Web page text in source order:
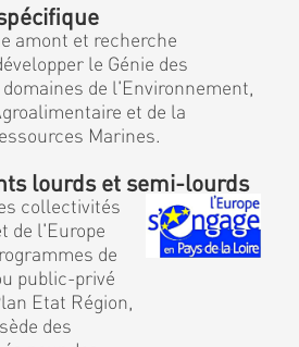
amont et recherche
le Génie des
de l'Environnement,
et de la
Marines.
lourds et semi-lourds
collectivités
de l'Europe
de
public-privé
Etat Région,
des